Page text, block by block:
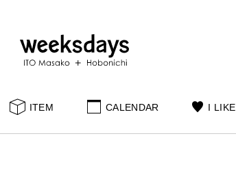
ITEM CALENDAR I LIKE